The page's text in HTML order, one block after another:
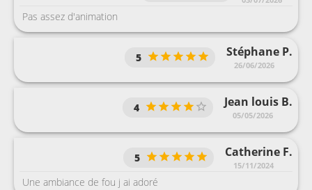
Pas assez d'animation
Stéphane P.
26/06/2026
5
Jean louis B.
05/05/2026
4
Catherine F.
15/11/2024
5
Une ambiance de fou j ai adoré